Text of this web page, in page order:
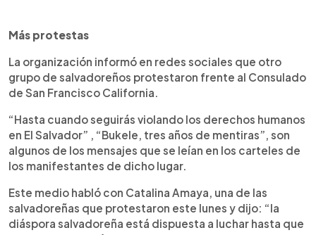
Más protestas
La organización informó en redes sociales que otro
grupo de salvadoreños protestaron frente al Consulado
de San Francisco California.
“Hasta cuando seguirás violando los derechos humanos
en El Salvador” , “Bukele, tres años de mentiras”, son
algunos de los mensajes que se leían en los carteles de
los manifestantes de dicho lugar.
Este medio habló con Catalina Amaya, una de las
salvadoreñas que protestaron este lunes y dijo: “la
diáspora salvadoreña está dispuesta a luchar hasta que